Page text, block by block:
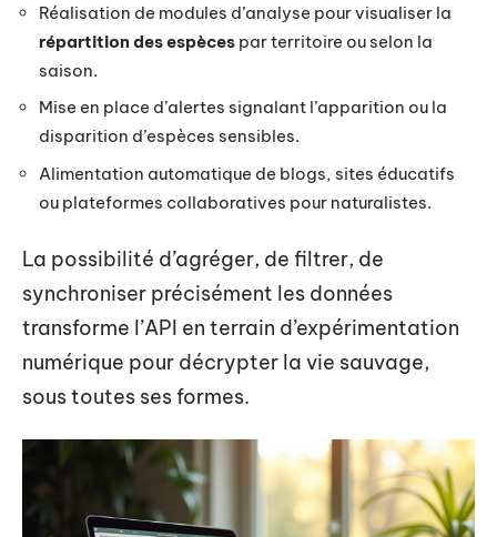
Réalisation de modules d’analyse pour visualiser la
répartition des espèces par territoire ou selon la
saison.
Mise en place d’alertes signalant l’apparition ou la
disparition d’espèces sensibles.
Alimentation automatique de blogs, sites éducatifs
ou plateformes collaboratives pour naturalistes.
La possibilité d’agréger, de filtrer, de
synchroniser précisément les données
transforme l’API en terrain d’expérimentation
numérique pour décrypter la vie sauvage,
sous toutes ses formes.